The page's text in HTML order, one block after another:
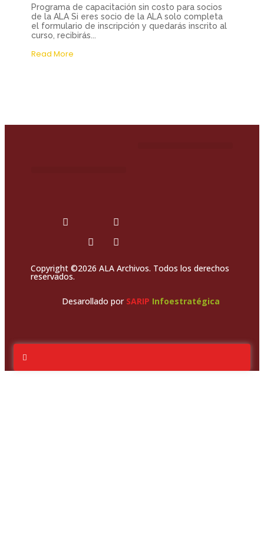
Programa de capacitación sin costo para socios
de la ALA Si eres socio de la ALA solo completa
el formulario de inscripción y quedarás inscrito al
curso, recibirás...
Read More
Copyright ©2026 ALA Archivos. Todos los derechos
reservados.
Desarollado por SARIP Infoestratégica